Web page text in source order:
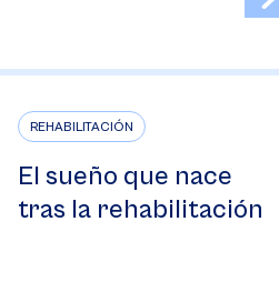
REHABILITACIÓN
El sueño que nace
tras la rehabilitación